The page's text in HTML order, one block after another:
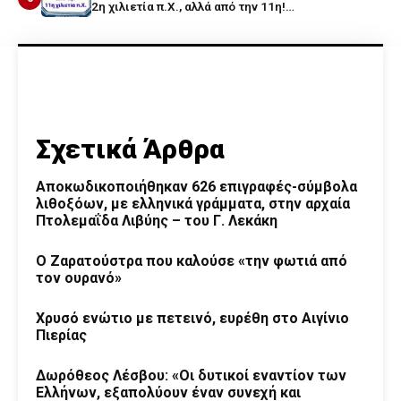
2η χιλιετία π.Χ., αλλά από την 11η!…
Σχετικά Άρθρα
Αποκωδικοποιήθηκαν 626 επιγραφές-σύμβολα
λιθοξόων, με ελληνικά γράμματα, στην αρχαία
Πτολεμαΐδα Λιβύης – του Γ. Λεκάκη
Ο Ζαρατούστρα που καλούσε «την φωτιά από
τον ουρανό»
Χρυσό ενώτιο με πετεινό, ευρέθη στο Αιγίνιο
Πιερίας
Δωρόθεος Λέσβου: «Οι δυτικοί εναντίον των
Ελλήνων, εξαπολύουν έναν συνεχή και